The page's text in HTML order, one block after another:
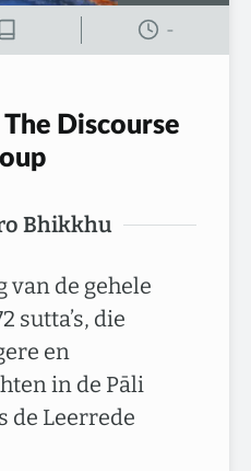
-
Discourse
Bhikkhu
van de gehele
sutta’s, die
en
in de Pāli
de Leerrede